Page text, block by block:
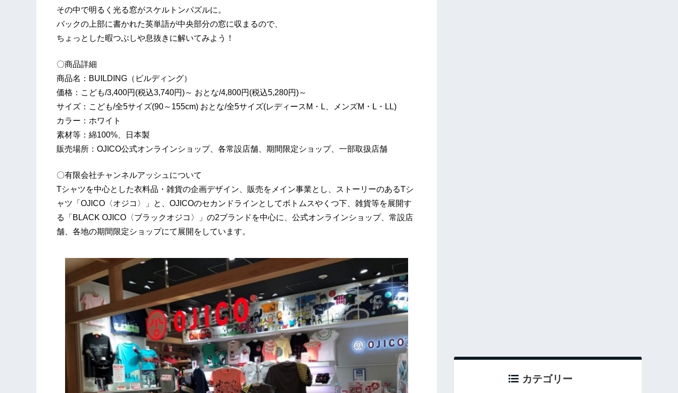
その中で明るく光る窓がスケルトンパズルに。
バックの上部に書かれた英単語が中央部分の窓に収まるので、
ちょっとした暇つぶしや息抜きに解いてみよう！
〇商品詳細
商品名：BUILDING（ビルディング）
価格：こども/3,400円(税込3,740円)～ おとな/4,800円(税込5,280円)～
サイズ：こども/全5サイズ(90～155cm) おとな/全5サイズ(レディースM・L、メンズM・L・LL)
カラー：ホワイト
素材等：綿100%、日本製
販売場所：OJICO公式オンラインショップ、各常設店舗、期間限定ショップ、一部取扱店舗
〇有限会社チャンネルアッシュについて
Tシャツを中心とした衣料品・雑貨の企画デザイン、販売をメイン事業とし、ストーリーのあるTシ
ャツ「OJICO〈オジコ〉」と、OJICOのセカンドラインとしてボトムスやくつ下、雑貨等を展開す
る「BLACK OJICO〈ブラックオジコ〉」の2ブランドを中心に、公式オンラインショップ、常設店
舗、各地の期間限定ショップにて展開をしています。
カテゴリー